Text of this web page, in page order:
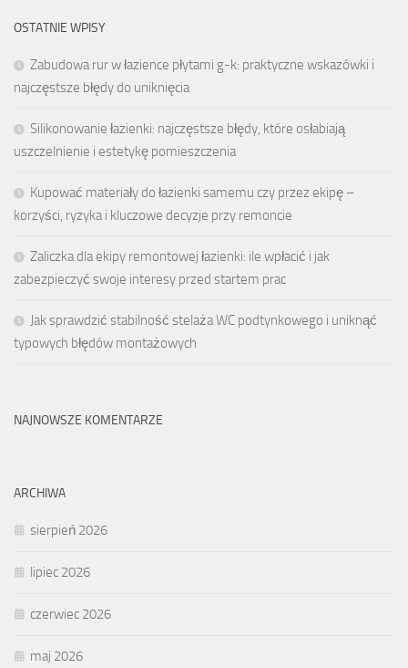
OSTATNIE WPISY
Zabudowa rur w łazience płytami g-k: praktyczne wskazówki i
najczęstsze błędy do uniknięcia
Silikonowanie łazienki: najczęstsze błędy, które osłabiają
uszczelnienie i estetykę pomieszczenia
Kupować materiały do łazienki samemu czy przez ekipę –
korzyści, ryzyka i kluczowe decyzje przy remoncie
Zaliczka dla ekipy remontowej łazienki: ile wpłacić i jak
zabezpieczyć swoje interesy przed startem prac
Jak sprawdzić stabilność stelaża WC podtynkowego i uniknąć
typowych błędów montażowych
NAJNOWSZE KOMENTARZE
ARCHIWA
sierpień 2026
lipiec 2026
czerwiec 2026
maj 2026